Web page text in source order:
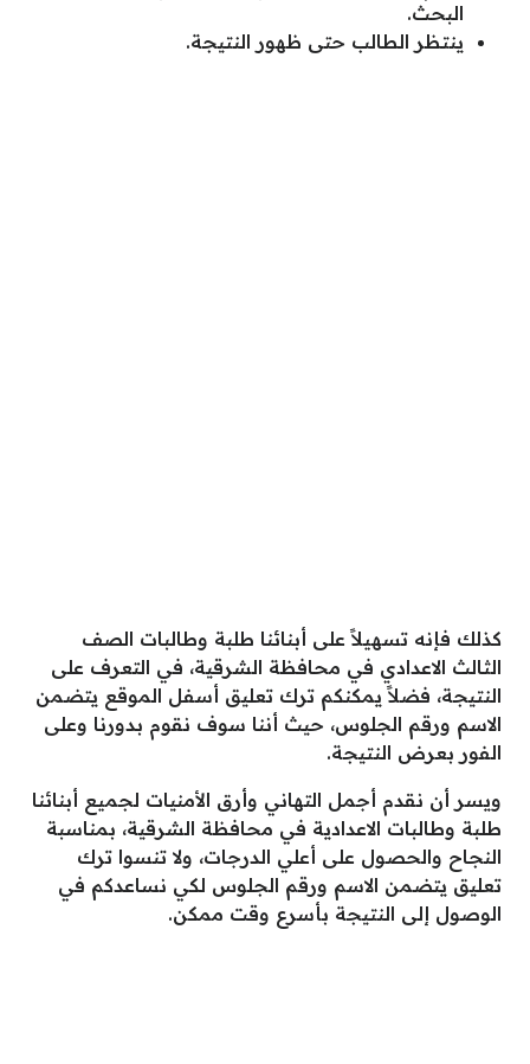
البحث.
ينتظر الطالب حتى ظهور النتيجة.
كذلك فإنه تسهيلاً على أبنائنا طلبة وطالبات الصف
الثالث الاعدادي في محافظة الشرقية، في التعرف على
النتيجة، فضلاً يمكنكم ترك تعليق أسفل الموقع يتضمن
الاسم ورقم الجلوس، حيث أننا سوف نقوم بدورنا وعلى
الفور بعرض النتيجة.
ويسر أن نقدم أجمل التهاني وأرق الأمنيات لجميع أبنائنا
طلبة وطالبات الاعدادية في محافظة الشرقية، بمناسبة
النجاح والحصول على أعلي الدرجات، ولا تنسوا ترك
تعليق يتضمن الاسم ورقم الجلوس لكي نساعدكم في
الوصول إلى النتيجة بأسرع وقت ممكن.